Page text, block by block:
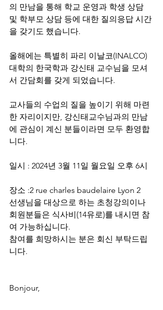
의 만남을 통해 학교 운영과 학생 상담
및 학부모 상담 등에 대한 질의응답 시간
을 갖기도 했습니다.
올해에는 특별히 파리 이날코(INALCO)
대학의 한국학과 강신태 교수님을 모셔
서 간담회를 갖게 되었습니다.
교사들의 수업의 질을 높이기 위해 마련
한 자리이지만, 강신태교수님과의 만남
에 관심이 계신 분들이라면 모두 환영합
니다.
일시 : 2024년 3월 11일 월요일 오후 6시
장소 :2 rue charles baudelaire Lyon 2
선생님을 대상으로 하는 초청강의이나
회원분들은 식사비(14유로)를 내시면 참
여 가능하십니다.
참여를 희망하시는 분은 회신 부탁드립
니다.
Bonjour,